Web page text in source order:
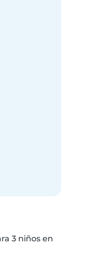
3 niños en